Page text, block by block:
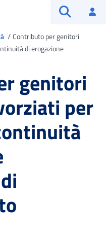
Contributo per genitori
di erogazione
genitori
per